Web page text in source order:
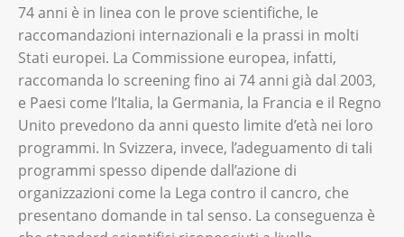
74 anni è in linea con le prove scientifiche, le
raccomandazioni internazionali e la prassi in molti
Stati europei. La Commissione europea, infatti,
raccomanda lo screening fino ai 74 anni già dal 2003,
e Paesi come l’Italia, la Germania, la Francia e il Regno
Unito prevedono da anni questo limite d’età nei loro
programmi. In Svizzera, invece, l’adeguamento di tali
programmi spesso dipende dall’azione di
organizzazioni come la Lega contro il cancro, che
presentano domande in tal senso. La conseguenza è